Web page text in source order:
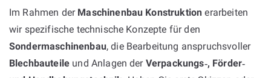
Im Rahmen der Maschinenbau Konstruktion erarbeiten
wir spezifische technische Konzepte für den
Sondermaschinenbau, die Bearbeitung anspruchsvoller
Blechbauteile und Anlagen der Verpackungs‑, Förder‑